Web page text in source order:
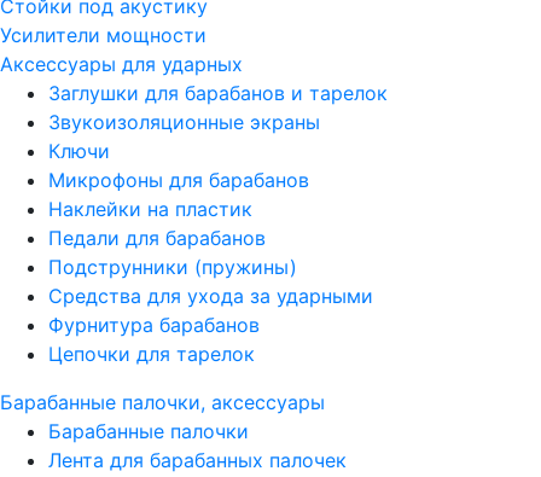
Стойки под акустику
Усилители мощности
Аксессуары для ударных
Заглушки для барабанов и тарелок
Звукоизоляционные экраны
Ключи
Микрофоны для барабанов
Наклейки на пластик
Педали для барабанов
Подструнники (пружины)
Средства для ухода за ударными
Фурнитура барабанов
Цепочки для тарелок
Барабанные палочки, аксессуары
Барабанные палочки
Лента для барабанных палочек